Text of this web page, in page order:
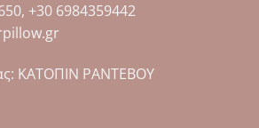
+30 6984359442
ΚΑΤΟΠΙΝ ΡΑΝΤΕΒΟΥ